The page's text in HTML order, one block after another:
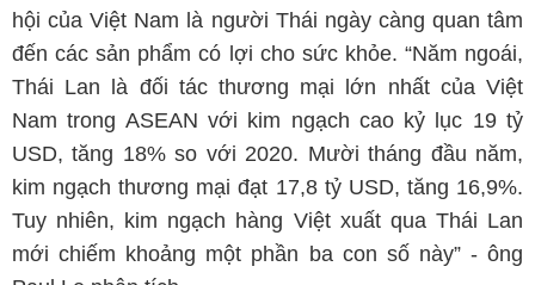
hội của Việt Nam là người Thái ngày càng quan tâm
đến các sản phẩm có lợi cho sức khỏe. “Năm ngoái,
Thái Lan là đối tác thương mại lớn nhất của Việt
Nam trong ASEAN với kim ngạch cao kỷ lục 19 tỷ
USD, tăng 18% so với 2020. Mười tháng đầu năm,
kim ngạch thương mại đạt 17,8 tỷ USD, tăng 16,9%.
Tuy nhiên, kim ngạch hàng Việt xuất qua Thái Lan
mới chiếm khoảng một phần ba con số này” - ông